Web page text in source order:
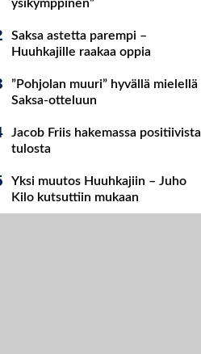
ysikymppinen”
Saksa astetta parempi –
Huuhkajille raakaa oppia
”Pohjolan muuri” hyvällä mielellä
Saksa-otteluun
Jacob Friis hakemassa positiivista
tulosta
Yksi muutos Huuhkajiin – Juho
Kilo kutsuttiin mukaan